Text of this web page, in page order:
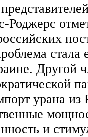
Роджерс
Другой
урана из
и